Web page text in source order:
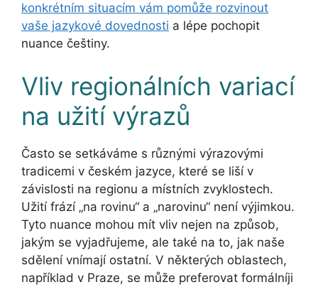
konkrétním situacím vám pomůže rozvinout
vaše jazykové dovednosti a lépe pochopit
nuance češtiny.
Vliv regionálních variací
na užití výrazů
Často se setkáváme s různými výrazovými
tradicemi v českém jazyce, které se liší v
závislosti na regionu a místních zvyklostech.
Užití frází „na rovinu“ a „narovinu“ není výjimkou.
Tyto nuance mohou mít vliv nejen na způsob,
jakým se vyjadřujeme, ale také na to, jak naše
sdělení vnímají ostatní. V některých oblastech,
například v Praze, se může preferovat formálníji